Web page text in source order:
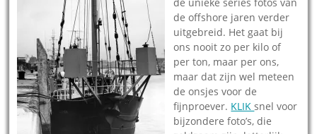
de offshore jaren verder
uitgebreid. Het gaat bij
ons nooit zo per kilo of
per ton, maar per ons,
maar dat zijn wel meteen
de onsjes voor de
fijnproever. KLIKsnel voor
bijzondere foto’s, die